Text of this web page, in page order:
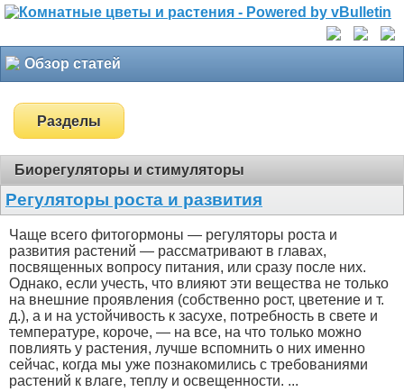
Обзор статей
Разделы
Биорегуляторы и стимуляторы
Регуляторы роста и развития
Чаще всего фитогормоны — регуляторы роста и
развития растений — рассматривают в главах,
посвященных вопросу питания, или сразу после них.
Однако, если учесть, что влияют эти вещества не только
на внешние проявления (собственно рост, цветение и т.
д.), а и на устойчивость к засухе, потребность в свете и
температуре, короче, — на все, на что только можно
повлиять у растения, лучше вспомнить о них именно
сейчас, когда мы уже познакомились с требованиями
растений к влаге, теплу и освещенности. ...